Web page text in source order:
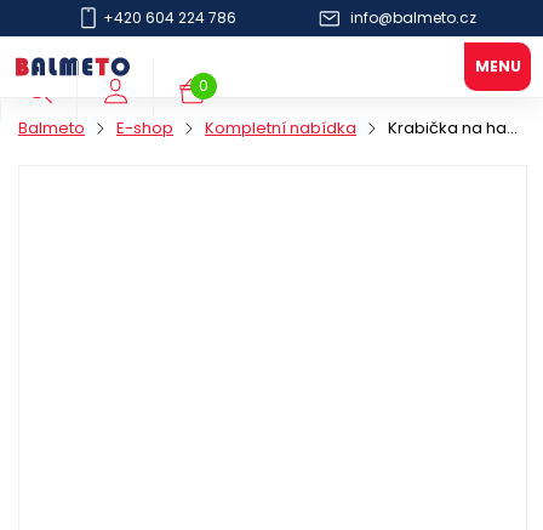
+420 604 224 786 info@balmeto.cz
0
Balmeto E-shop Kompletní nabídka Krabička na hamburger PAP 152x152/121mm hnědá